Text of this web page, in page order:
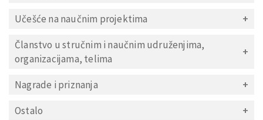
Učešće na naučnim projektima
Članstvo u stručnim i naučnim udruženjima,
organizacijama, telima
Nagrade i priznanja
Ostalo